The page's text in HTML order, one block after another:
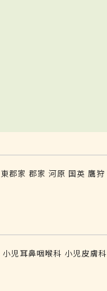
東郡家 郡家 河原 国英 鷹狩
小児耳鼻咽喉科 小児皮膚科